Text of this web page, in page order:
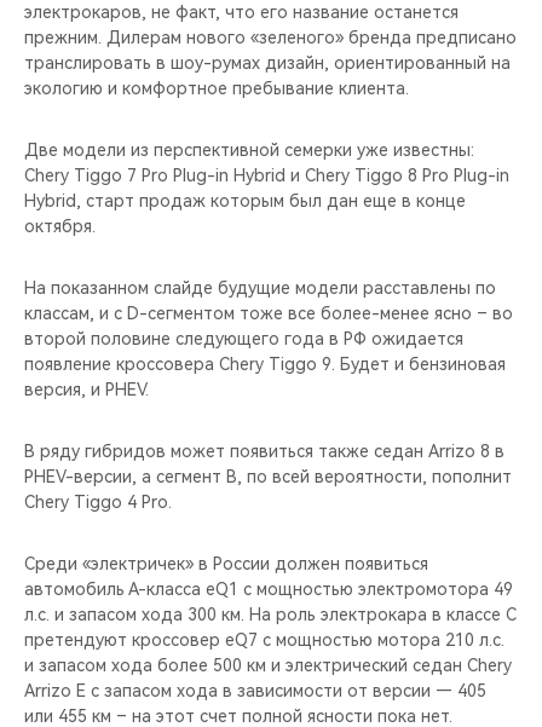
электрокаров, не факт, что его название останется
прежним. Дилерам нового «зеленого» бренда предписано
транслировать в шоу-румах дизайн, ориентированный на
экологию и комфортное пребывание клиента.
Две модели из перспективной семерки уже известны:
Chery Tiggo 7 Pro Plug-in Hybrid и Chery Tiggo 8 Pro Plug-in
Hybrid, старт продаж которым был дан еще в конце
октября.
На показанном слайде будущие модели расставлены по
классам, и с D-сегментом тоже все более-менее ясно – во
второй половине следующего года в РФ ожидается
появление кроссовера Chery Tiggo 9. Будет и бензиновая
версия, и PHEV.
В ряду гибридов может появиться также седан Arrizo 8 в
PHEV-версии, а сегмент B, по всей вероятности, пополнит
Chery Tiggo 4 Pro.
Среди «электричек» в России должен появиться
автомобиль А-класса eQ1 с мощностью электромотора 49
л.с. и запасом хода 300 км. На роль электрокара в классе C
претендуют кроссовер eQ7 с мощностью мотора 210 л.с.
и запасом хода более 500 км и электрический седан Chery
Arrizo E с запасом хода в зависимости от версии — 405
или 455 км – на этот счет полной ясности пока нет.